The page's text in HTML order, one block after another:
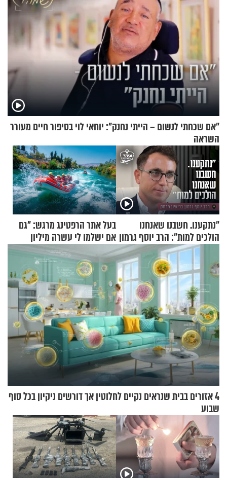
"אם שכחתי לנשום – הייתי נחנק": יוחאי לוי בסיפור חיים מעורר
השראה
"נתקענו. חשבנו שאנחנו
הולכים למות": הרב יוסף גרמון
בריאיון מרתק
בעל אתר הרפטינג מרגש: "גם
אם ישלמו לי עשרה מיליון
שקלים - לא אפתח בשבת"
4 אזורים בבית שנראים נקיים לחלוטין אך דורשים ניקיון בכל סוף
שבוע